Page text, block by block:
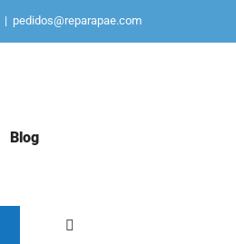
| pedidos@reparapae.com
Blog